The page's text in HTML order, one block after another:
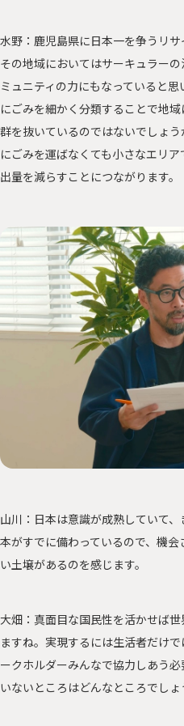
水野：鹿児島県に日本一を争うリサ
その地域においてはサーキュラー
ミュニティの力にもなっていると
にごみを細かく分類することで地
群を抜いているのではないでしょ
にごみを運ばなくても小さなエリ
出量を減らすことにつながります。
山川：日本は意識が成熟していて
本がすでに備わっているので、機
い土壌があるのを感じます。
大畑：真面目な国民性を活かせば
ますね。実現するには生活者だけ
ークホルダーみんなで協力しあう
いないところはどんなところでしょ